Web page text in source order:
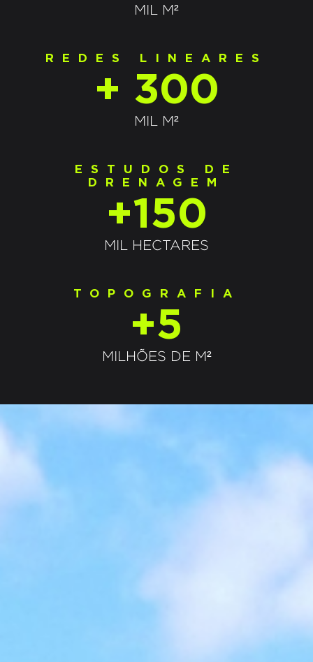
MIL M²
REDES LINEARES
+ 300
MIL M²
ESTUDOS DE
DRENAGEM
+150
MIL HECTARES
TOPOGRAFIA
+5
MILHÕES DE M²